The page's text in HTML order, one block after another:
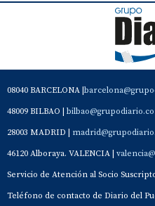
08040 BARCELONA |
48009 BILBAO |
28003 MADRID |
46120 Alboraya. VALENCIA |
Servicio de Atención al Socio
Teléfono de contacto de Diario del